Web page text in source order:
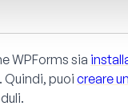
WPForms sia
. Quindi, puoi creare